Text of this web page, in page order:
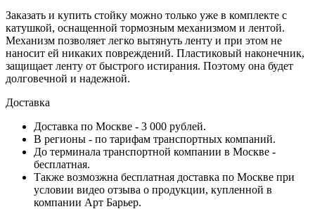
Заказать и купить стойку можно только уже в комплекте с
катушкой, оснащенной тормозным механизмом и лентой.
Механизм позволяет легко вытянуть ленту и при этом не
наносит ей никаких повреждений. Пластиковый наконечник,
защищает ленту от быстрого истирания. Поэтому она будет
долговечной и надежной.
Доставка
Доставка по Москве - 3 000 рублей.
В регионы - по тарифам транспортных компаний.
До терминала транспортной компании в Москве -
бесплатная.
Также возмозжна бесплатная доставка по Москве при
условии видео отзыва о продукции, купленной в
компании Арт Барьер.